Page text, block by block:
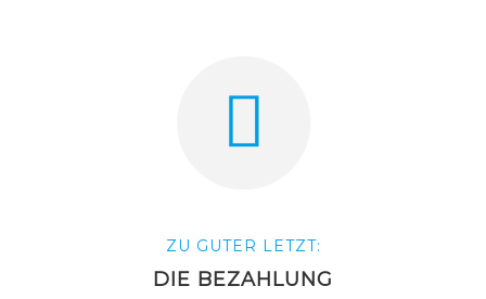
ZU GUTER LETZT:
DIE BEZAHLUNG